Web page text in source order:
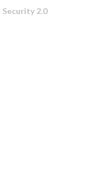
2.0